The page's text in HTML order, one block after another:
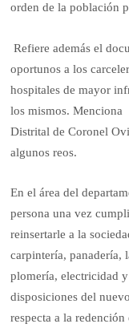
orden de la población
Refiere además el
oportunos a los
hospitales de mayor
los mismos. Menciona
Distrital de Coronel
algunos reos.
En el área del
persona una vez
reinsertarle a la
carpintería, panadería,
plomería, electricidad
disposiciones del
respecta a la